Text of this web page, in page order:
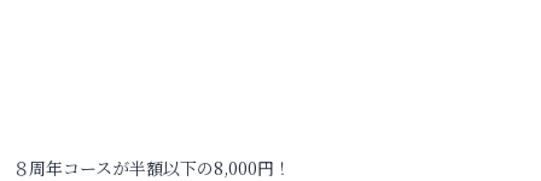
８周年コースが半額以下の8,000円！